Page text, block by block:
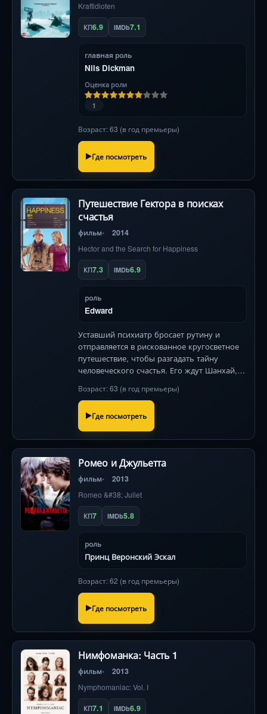
Kraftidioten
КП6.9 IMDb7.1
главная роль
Nils Dickman
Оценка роли
1
Возраст: 63 (в год премьеры)
Где посмотреть
Путешествие Гектора в поисках
счастья
фильм 2014
Hector and the Search for Happiness
КП7.3 IMDb6.9
роль
Edward
Уставший психиатр бросает рутину и
отправляется в рискованное кругосветное
путешествие, чтобы разгадать тайну
человеческого счастья. Его ждут Шанхай,
которые перевернут его жизнь.
Возраст: 63 (в год премьеры)
Где посмотреть
Ромео и Джульетта
фильм 2013
Romeo &#38; Juliet
КП7 IMDb5.8
роль
Принц Веронский Эскал
Возраст: 62 (в год премьеры)
Где посмотреть
Нимфоманка: Часть 1
фильм 2013
Nymphomaniac: Vol. I
КП7.1 IMDb6.9